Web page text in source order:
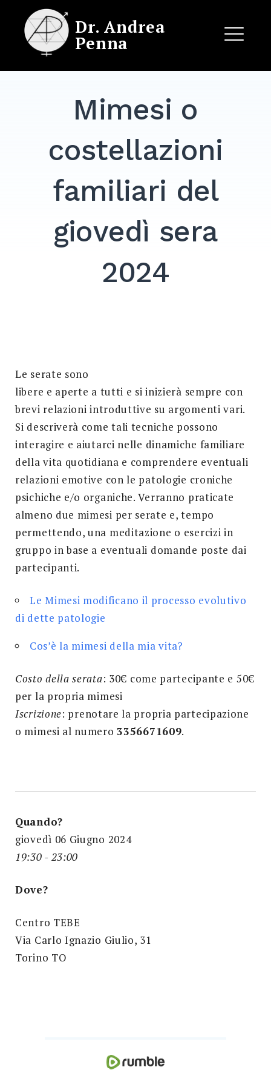
content
Dr. Andrea
Penna
Mimesi o
costellazioni
familiari del
giovedì sera
2024
Le serate sono
libere e aperte a tutti e si inizierà sempre con
brevi relazioni introduttive su argomenti vari.
Si descriverà come tali tecniche possono
interagire e aiutarci nelle dinamiche familiare
della vita quotidiana e comprendere eventuali
relazioni emotive con le patologie croniche
psichiche e/o organiche. Verranno praticate
almeno due mimesi per serate e, tempo
permettendo, una meditazione o esercizi in
gruppo in base a eventuali domande poste dai
partecipanti.
Le Mimesi modificano il processo evolutivo
di dette patologie
Cos’è la mimesi della mia vita?
Costo della serata: 30€ come partecipante e 50€
per la propria mimesi
Iscrizione: prenotare la propria partecipazione
o mimesi al numero3356671609.
Quando?
giovedì 06 Giugno 2024
19:30 - 23:00
Dove?
Centro TEBE
Via Carlo Ignazio Giulio, 31
Torino TO